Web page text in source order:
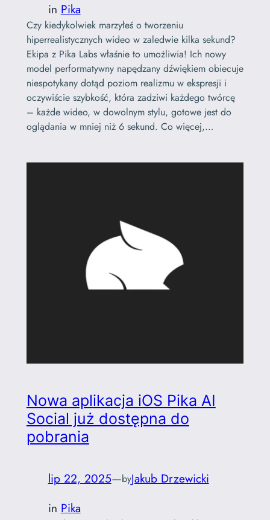
in Pika
Czy kiedykolwiek marzyłeś o tworzeniu
hiperrealistycznych wideo w zaledwie kilka sekund?
Ekipa z Pika Labs właśnie to umożliwia! Ich nowy
model performatywny napędzany dźwiękiem obiecuje
niespotykany dotąd poziom realizmu w ekspresji i
oczywiście szybkość, która zadziwi każdego twórcę
– każde wideo, w dowolnym stylu, gotowe jest do
oglądania w mniej niż 6 sekund. Co więcej,…
Nowa aplikacja iOS Pika AI
Social już dostępna do
pobrania
lip 22, 2025—byJakub Drzewicki
in Pika